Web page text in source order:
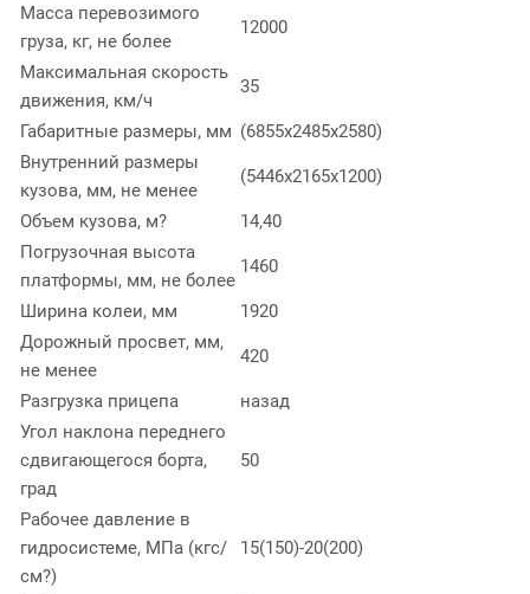
Масса перевозимого
груза, кг, не более
12000
Максимальная скорость
движения, км/ч
35
Габаритные размеры, мм (6855x2485x2580)
Внутренний размеры
кузова, мм, не менее
(5446x2165x1200)
Объем кузова, м?
14,40
Погрузочная высота
платформы, мм, не более
1460
Ширина колеи, мм
1920
Дорожный просвет, мм,
не менее
420
Разгрузка прицепа
назад
Угол наклона переднего
сдвигающегося борта,
град
50
Рабочее давление в
гидросистеме, МПа (кгс/
см?)
15(150)-20(200)